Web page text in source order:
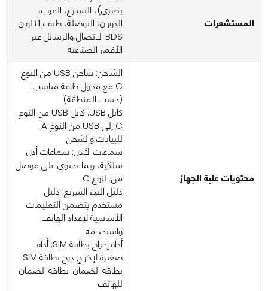
المستشعرات
بصري)، التسارع، القرب،
الدوران، البوصلة، طيف الألوان
BDS الاتصال والرسائل عبر
الأقمار الصناعية
محتويات علبة الجهاز
الشاحن: شاحن USB من النوع
C مع محول طاقة مناسب
(حسب المنطقة)
كابل USB: كابل USB من النوع
C إلى USB من النوع A
للبيانات والشحن
سماعات الأذن: سماعات أذن
سلكية، ربما تحتوي على موصل
من النوع C
دليل البدء السريع: دليل
مستخدم يتضمن التعليمات
الأساسية لإعداد الهاتف
واستخدامه
أداة إخراج بطاقة SIM: أداة
صغيرة لإخراج درج بطاقة SIM
بطاقة الضمان: بطاقة الضمان
للهاتف